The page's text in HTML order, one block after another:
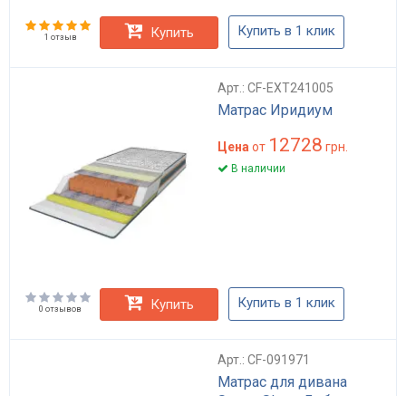
1 отзыв Купить Купить в 1 клик
Арт.: CF-EXT241005
Матрас Иридиум
Цена от 12728 грн.
В наличии
0 отзывов Купить Купить в 1 клик
Арт.: CF-091971
Матрас для дивана